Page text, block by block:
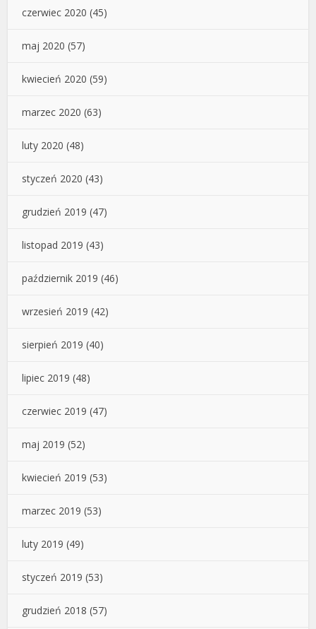
czerwiec 2020 (45)
maj 2020 (57)
kwiecień 2020 (59)
marzec 2020 (63)
luty 2020 (48)
styczeń 2020 (43)
grudzień 2019 (47)
listopad 2019 (43)
październik 2019 (46)
wrzesień 2019 (42)
sierpień 2019 (40)
lipiec 2019 (48)
czerwiec 2019 (47)
maj 2019 (52)
kwiecień 2019 (53)
marzec 2019 (53)
luty 2019 (49)
styczeń 2019 (53)
grudzień 2018 (57)